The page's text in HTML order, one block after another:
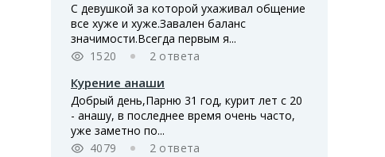
С девушкой за которой ухаживал общение
все хуже и хуже.Завален баланс
значимости.Всегда первым я...
1520
2 ответа
Курение анаши
Добрый день,Парню 31 год, курит лет с 20
- анашу, в последнее время очень часто,
уже заметно по...
4079
2 ответа